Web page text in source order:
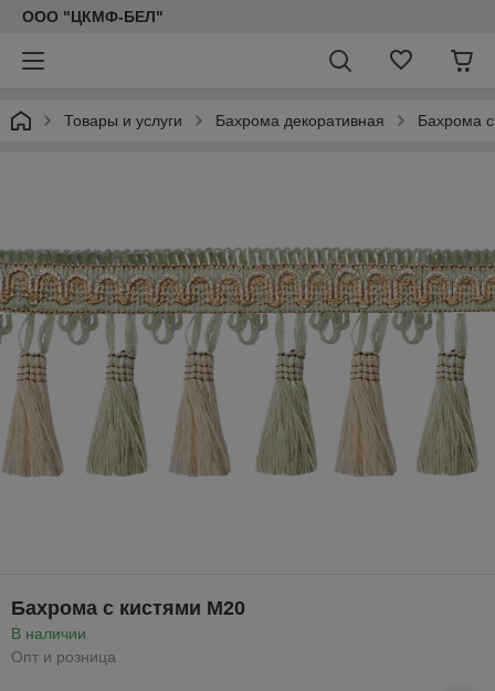
ООО "ЦКМФ-БЕЛ"
Товары и услуги Бахрома декоративная Бахрома
Бахрома с кистями М20
В наличии
Опт и розница